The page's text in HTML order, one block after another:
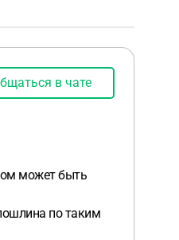
в чате
может быть
по таким